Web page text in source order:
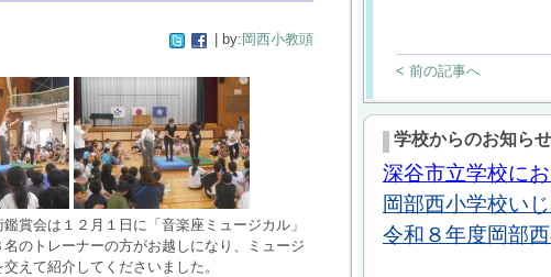
| by: 岡西小教頭
賞会は１２月１日に「音楽座ミュージカル」
のトレーナーの方がお越しになり、ミュージ
えて紹介してくださいました。
< 前の記事へ
学校からのお知らせ
深谷市立学校に
岡部西小学校い
令和８年度岡部